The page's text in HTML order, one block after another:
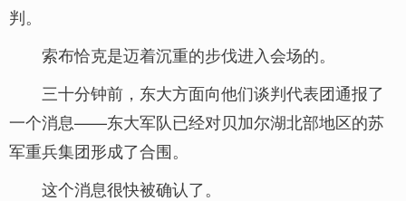
判。
索布恰克是迈着沉重的步伐进入会场的。
三十分钟前，东大方面向他们谈判代表团通报了
一个消息——东大军队已经对贝加尔湖北部地区的苏
军重兵集团形成了合围。
这个消息很快被确认了。